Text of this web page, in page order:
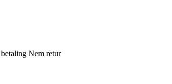
Nem retur